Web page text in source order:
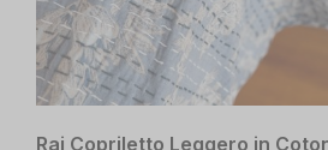
Navat: Runner in cotone